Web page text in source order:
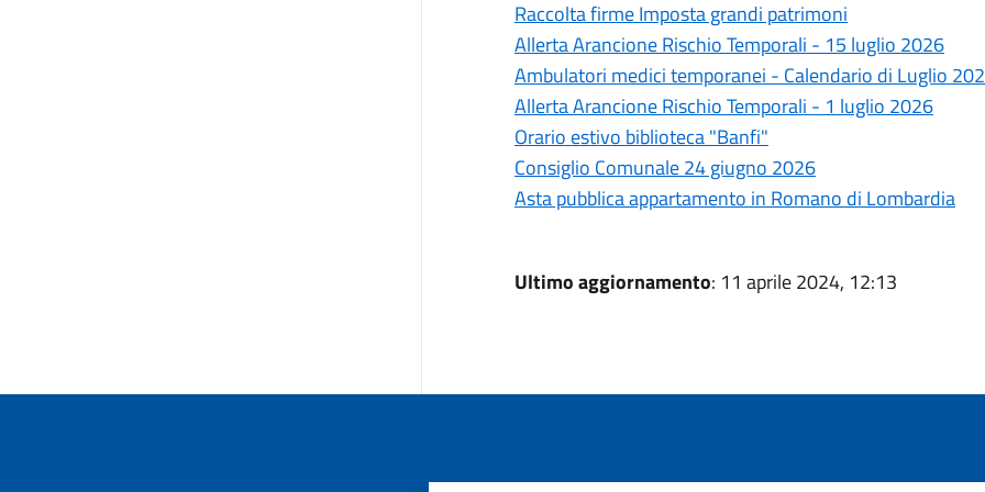
Raccolta firme Imposta grandi patrimoni
Allerta Arancione Rischio Temporali - 15 luglio 2026
Ambulatori medici temporanei - Calendario di Luglio
Allerta Arancione Rischio Temporali - 1 luglio 2026
Orario estivo biblioteca "Banfi"
Consiglio Comunale 24 giugno 2026
Asta pubblica appartamento in Romano di Lombardia
Ultimo aggiornamento: 11 aprile 2024, 12:13